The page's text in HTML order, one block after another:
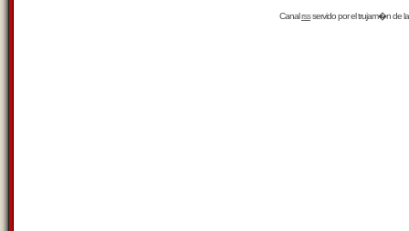
Canalrssservido por eltrujam�nde